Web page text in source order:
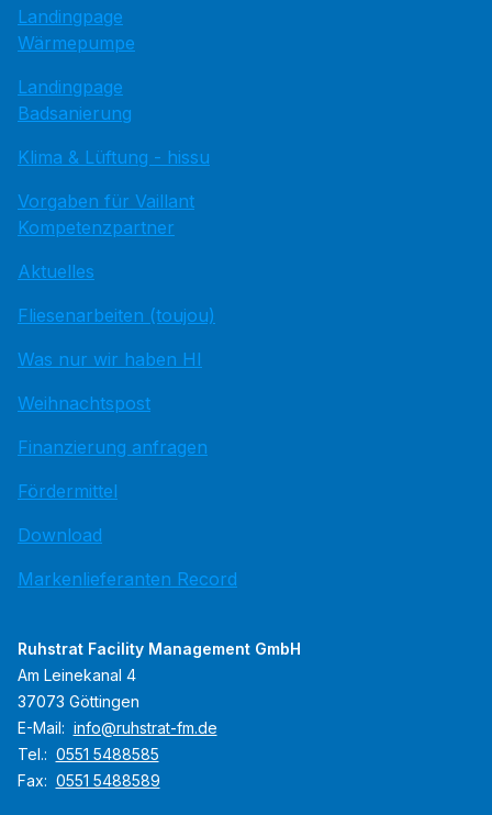
Landingpage
Wärmepumpe
Landingpage
Badsanierung
Klima & Lüftung - hissu
Vorgaben für Vaillant
Kompetenzpartner
Aktuelles
Fliesenarbeiten (toujou)
Was nur wir haben HI
Weihnachtspost
Finanzierung anfragen
Fördermittel
Download
Markenlieferanten Record
Ruhstrat Facility Management GmbH
Am Leinekanal 4
37073 Göttingen
E-Mail: info@ruhstrat-fm.de
Tel.: 0551 5488585
Fax: 0551 5488589